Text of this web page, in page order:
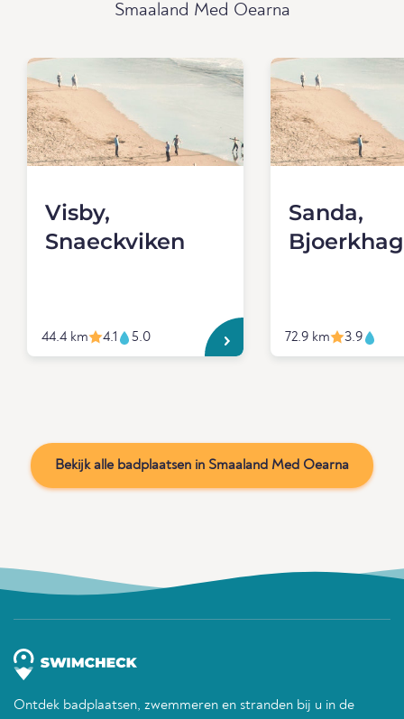
Smaaland Med Oearna
Visby,
Snaeckviken
44.4 km 4.1 5.0
Sanda,
72.9 km 3.9
Bekijk alle badplaatsen in Smaaland Med Oearna
Ontdek badplaatsen, zwemmeren en stranden bij u in de